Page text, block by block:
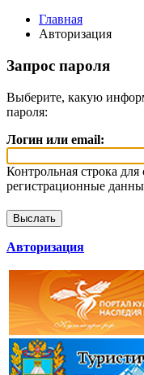
Главная
Авторизация
Запрос пароля
Выберите, какую
пароля:
Логин или email:
Контрольная строка
регистрационные
Авторизация